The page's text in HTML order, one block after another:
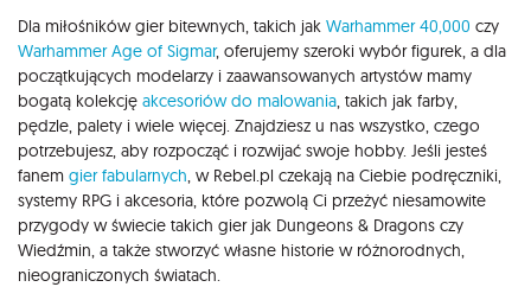
Dla miłośników gier bitewnych, takich jak Warhammer 40,000 czy
Warhammer Age of Sigmar, oferujemy szeroki wybór figurek, a dla
początkujących modelarzy i zaawansowanych artystów mamy
bogatą kolekcję akcesoriów do malowania, takich jak farby,
pędzle, palety i wiele więcej. Znajdziesz u nas wszystko, czego
potrzebujesz, aby rozpocząć i rozwijać swoje hobby. Jeśli jesteś
fanem gier fabularnych, w Rebel.pl czekają na Ciebie podręczniki,
systemy RPG i akcesoria, które pozwolą Ci przeżyć niesamowite
przygody w świecie takich gier jak Dungeons & Dragons czy
Wiedźmin, a także stworzyć własne historie w różnorodnych,
nieograniczonych światach.